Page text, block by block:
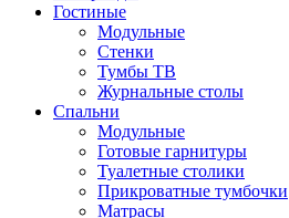
Гостиные
Модульные
Стенки
Тумбы ТВ
Журнальные столы
Спальни
Модульные
Готовые гарнитуры
Туалетные столики
Прикроватные тумбочки
Матрасы